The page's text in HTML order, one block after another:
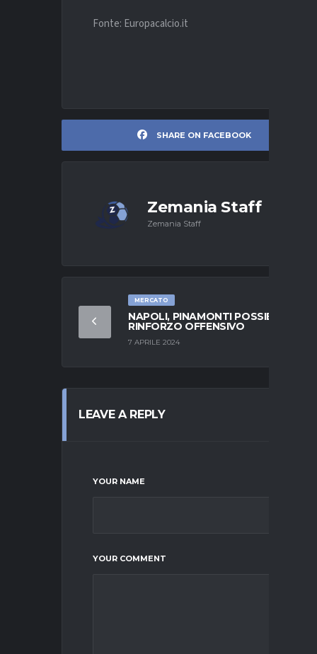
Fonte: Europacalcio.it
SHARE ON FACEBOOK
Zemania Staff
Zemania Staff
MERCATO
NAPOLI, PINAMONTI POSSIBILE
RINFORZO OFFENSIVO
7 APRILE 2024
LEAVE A REPLY
YOUR NAME
YOUR COMMENT